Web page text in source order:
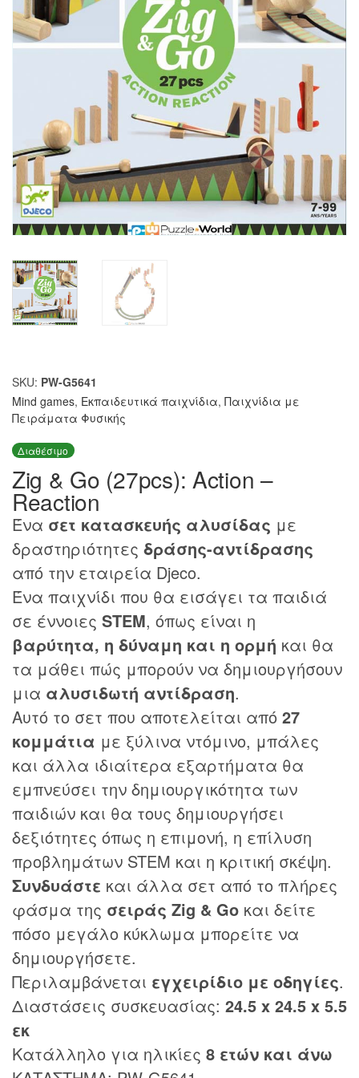
SKU: PW-G5641
Mind games, Εκπαιδευτικά παιχνίδια, Παιχνίδια με
Πειράματα Φυσικής
Διαθέσιμο
Zig & Go (27pcs): Action –
Reaction
Ένα σετ κατασκευής αλυσίδας με
δραστηριότητες δράσης-αντίδρασης
από την εταιρεία Djeco.
Ένα παιχνίδι που θα εισάγει τα παιδιά
σε έννοιες STEM, όπως είναι η
βαρύτητα, η δύναμη και η ορμή και θα
τα μάθει πώς μπορούν να δημιουργήσουν
μια αλυσιδωτή αντίδραση.
Αυτό το σετ που αποτελείται από 27
κομμάτια με ξύλινα ντόμινο, μπάλες
και άλλα ιδιαίτερα εξαρτήματα θα
εμπνεύσει την δημιουργικότητα των
παιδιών και θα τους δημιουργήσει
δεξιότητες όπως η επιμονή, η επίλυση
προβλημάτων STEM και η κριτική σκέψη.
Συνδυάστε και άλλα σετ από το πλήρες
φάσμα της σειράς Zig & Go και δείτε
πόσο μεγάλο κύκλωμα μπορείτε να
δημιουργήσετε.
Περιλαμβάνεται εγχειρίδιο με οδηγίες.
Διαστάσεις συσκευασίας: 24.5 x 24.5 x 5.5
εκ
Κατάλληλο για ηλικίες 8 ετών και άνω